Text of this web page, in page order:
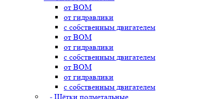
от ВОМ
от гидравлики
с собственным двигателем
от ВОМ
от гидравлики
с собственным двигателем
от ВОМ
от гидравлики
с собственным двигателем
- Щётки подметальные